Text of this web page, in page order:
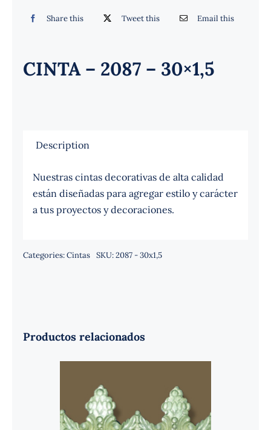
Share this Tweet this Email this
CINTA – 2087 – 30×1,5
Description
Nuestras cintas decorativas de alta calidad
están diseñadas para agregar estilo y carácter
a tus proyectos y decoraciones.
Categories:Cintas SKU:2087 - 30x1,5
Productos relacionados